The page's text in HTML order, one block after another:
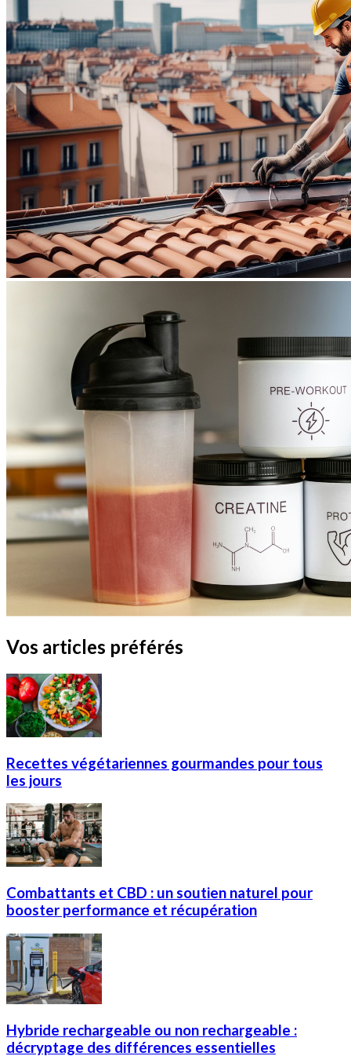
Vos articles préférés
Recettes végétariennes gourmandes pour tous
les jours
Combattants et CBD : un soutien naturel pour
booster performance et récupération
Hybride rechargeable ou non rechargeable :
décryptage des différences essentielles